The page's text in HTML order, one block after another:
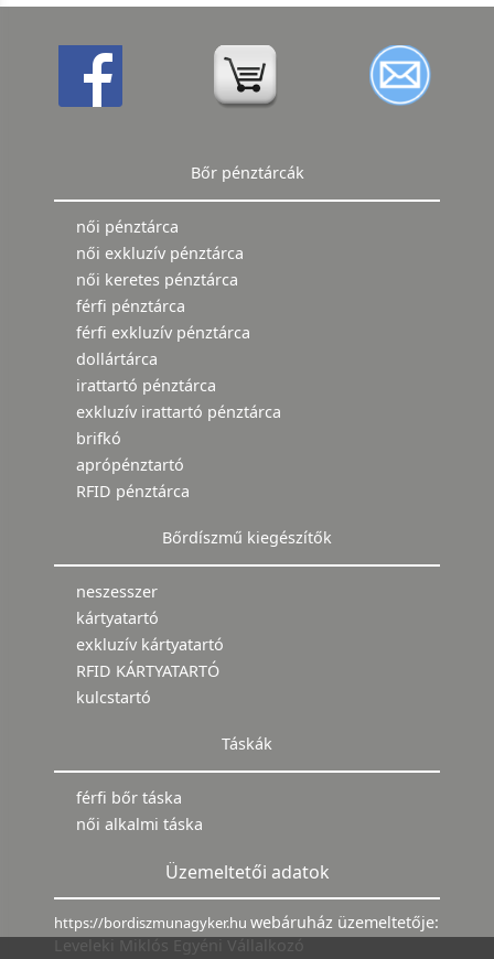
Bőr pénztárcák
női pénztárca
női exkluzív pénztárca
női keretes pénztárca
férfi pénztárca
férfi exkluzív pénztárca
dollártárca
irattartó pénztárca
exkluzív irattartó pénztárca
brifkó
aprópénztartó
RFID pénztárca
Bőrdíszmű kiegészítők
neszesszer
kártyatartó
exkluzív kártyatartó
RFID KÁRTYATARTÓ
kulcstartó
Táskák
férfi bőr táska
női alkalmi táska
Üzemeltetői adatok
https://bordiszmunagyker.hu webáruház üzemeltetője:
Leveleki Miklós Egyéni Vállalkozó